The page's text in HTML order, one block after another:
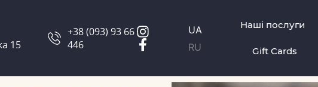
15
+38 (093) 93 66
446
UA
RU
Наші послуги
Gift Cards